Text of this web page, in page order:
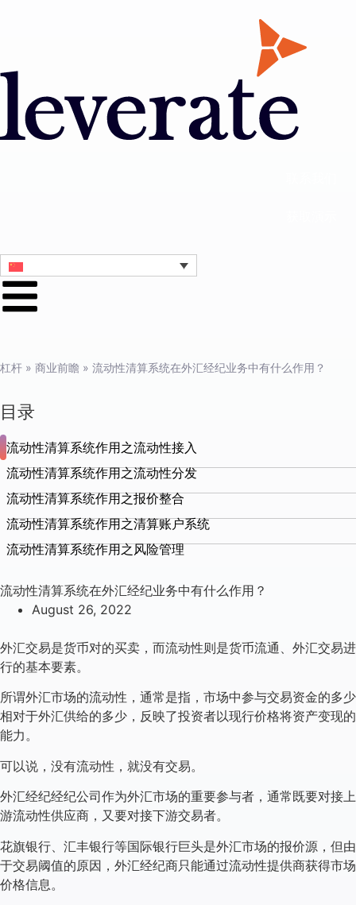
杠杆 » 商业前瞻 » 流动性清算系统在外汇经纪业务中有什么作用？
目录
流动性清算系统作用之流动性接入
流动性清算系统作用之流动性分发
流动性清算系统作用之报价整合
流动性清算系统作用之清算账户系统
流动性清算系统作用之风险管理
流动性清算系统在外汇经纪业务中有什么作用？
August 26, 2022
外汇交易是货币对的买卖，而流动性则是货币流通、外汇交易进
行的基本要素。
所谓外汇市场的流动性，通常是指，市场中参与交易资金的多少
相对于外汇供给的多少，反映了投资者以现行价格将资产变现的
能力。
可以说，没有流动性，就没有交易。
外汇经纪经纪公司作为外汇市场的重要参与者，通常既要对接上
游流动性供应商，又要对接下游交易者。
花旗银行、汇丰银行等国际银行巨头是外汇市场的报价源，但由
于交易阈值的原因，外汇经纪商只能通过流动性提供商获得市场
价格信息。